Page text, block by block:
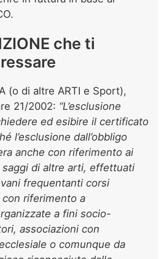
che ti
(o di altre ARTI e Sport),
21/2002: “L’esclusione
ed esibire il certificato
l’esclusione dall’obbligo
anche con riferimento ai
saggi di altre arti, effettuati
frequentanti corsi
riferimento a
a fini socio-
associazioni con
o comunque da